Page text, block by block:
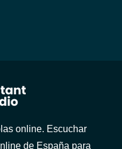
online. Escuchar
de España para